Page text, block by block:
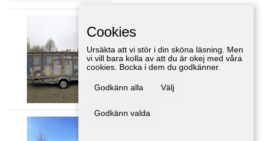
sport -64
Bilar ,Västra Götaland
65 000 :-
Cookies
Ursäkta att vi stör i din sköna läsning. Men
vi vill bara kolla av att du är okej med våra
cookies. Bocka i dem du godkänner.
Godkänn alla Välj
Godkänn valda